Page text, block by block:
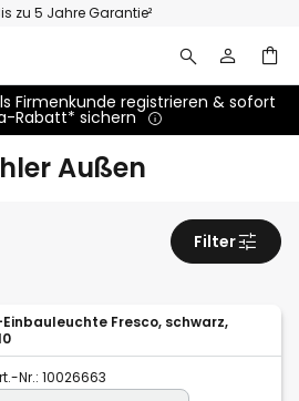
Fachberatung
Firmenkunde registrieren & sofort
Rabatt* sichern
Außen
Fresco, schwarz,
Nr.: 10026663
Filter